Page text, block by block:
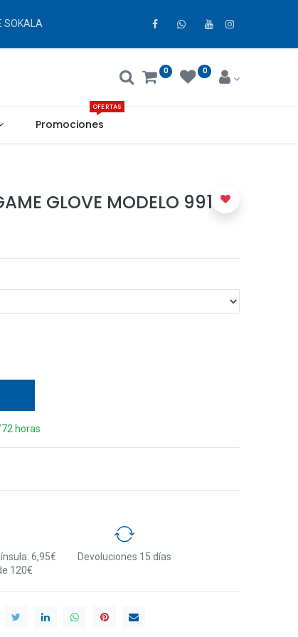
SOKALA
0 0
Promociones
OFERTAS
GLOVE MODELO 9918
horas
6,95€
120€
Devoluciones 15 días